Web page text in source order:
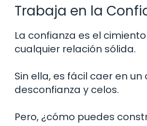
Trabaja en la
La confianza es el
cualquier relación sólida.
Sin ella, es fácil caer en un
desconfianza y celos.
Pero, ¿cómo puedes